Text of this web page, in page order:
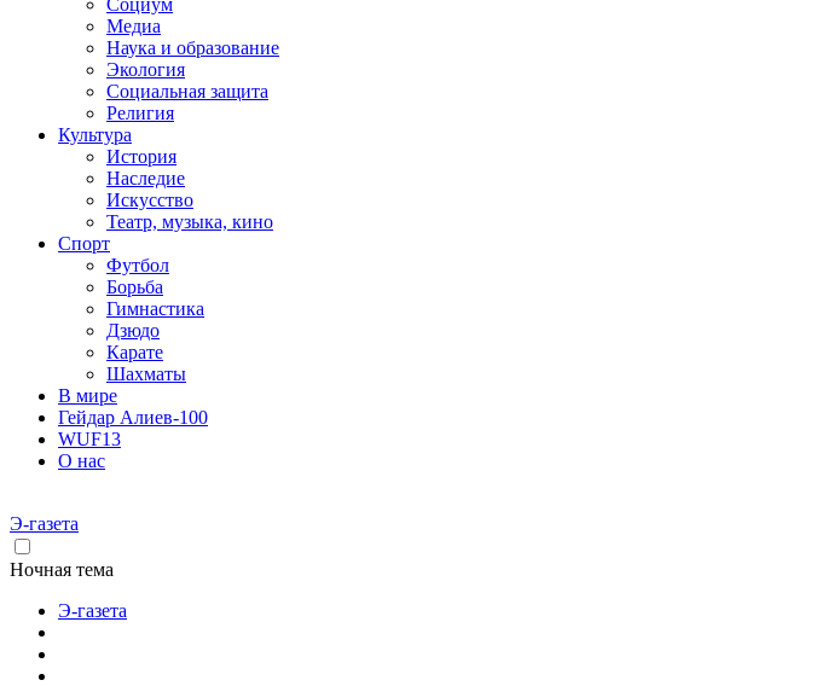
Социум
Медиа
Наука и образование
Экология
Социальная защита
Религия
Культура
История
Наследие
Искусство
Театр, музыка, кино
Спорт
Футбол
Борьба
Гимнастика
Дзюдо
Карате
Шахматы
В мире
Гейдар Алиев-100
WUF13
О нас
Э-газета
Ночная тема
Э-газета